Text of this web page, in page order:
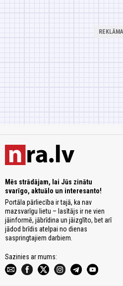
Mēs strādājam, lai Jūs zinātu
svarīgo, aktuālo un interesanto!
Portāla pārliecība ir tajā, ka nav
mazsvarīgu lietu – lasītājs ir ne vien
jāinformē, jābrīdina un jāizglīto, bet arī
jādod brīdis atelpai no dienas
saspringtajiem darbiem.
Sazinies ar mums: